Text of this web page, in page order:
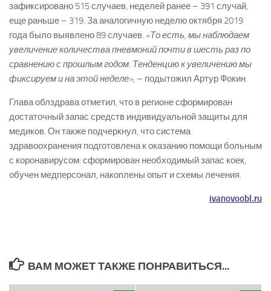
зафиксировано 515 случаев, неделей ранее – 391 случай,
еще раньше – 319. За аналогичную неделю октября 2019
года было выявлено 89 случаев. «То есть, мы наблюдаем
увеличение количества пневмоний почти в шесть раз по
сравнению с прошлым годом. Тенденцию к увеличению мы
фиксируем и на этой неделе», – подытожил Артур Фокин.
Глава облздрава отметил, что в регионе сформирован
достаточный запас средств индивидуальной защиты для
медиков. Он также подчеркнул, что система
здравоохранения подготовлена к оказанию помощи больным
с коронавирусом: сформирован необходимый запас коек,
обучен медперсонал, накоплены опыт и схемы лечения.
ivanovoobl.ru
ВАМ МОЖЕТ ТАКЖЕ ПОНРАВИТЬСЯ...